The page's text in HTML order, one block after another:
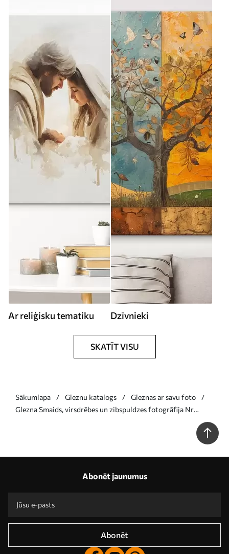
Ar reliģisku tematiku Dzīvnieki
SKATĪT VISU
Sākumlapa Gleznu katalogs
Gleznas ar savu foto
Glezna Smaids, virsdrēbes un zibspuldzes fotogrāfija Nr
Abonēt jaunumus
Abonēt